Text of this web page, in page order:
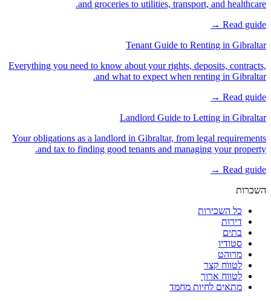
and groceries to utilities, transport, and healthcare.
Read guide →
Tenant Guide to Renting in Gibraltar
Everything you need to know about your rights, deposits, contracts,
and what to expect when renting in Gibraltar.
Read guide →
Landlord Guide to Letting in Gibraltar
Your obligations as a landlord in Gibraltar, from legal requirements
and tax to finding good tenants and managing your property.
Read guide →
השכרות
כל השכירות
דירות
בתים
סטודיו
מרוהט
לטווח קצר
לטווח ארוך
מתאים לחיות מחמד